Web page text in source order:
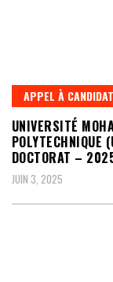
APPEL À
UNIVERSITÉ
POLYTECHNIQUE
DOCTORAT –
JUIN 3, 2025